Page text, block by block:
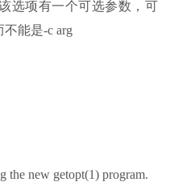
选项有一个可选参数，可
能是-c arg
the new getopt(1) program.